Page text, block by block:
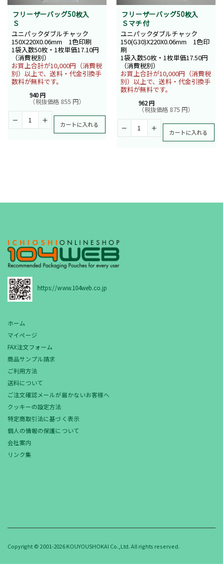
フリーザーバッグ50枚入
Ｓ
ユニパックダブルチャック
150X220X0.06mm 1色印刷
1袋入数50枚・1枚単価17.10円
（消費税別）
お買上合計が10,000円（消費税
別）以上で、送料・代金引換手
数料が無料です。
940 円
（税抜価格 855 円）
カートに入れる
フリーザーバッグ50枚入
Ｓマチ付
ユニパックダブルチャック
150(G30)X220X0.06mm 1色印
刷
1袋入数50枚・1枚単価17.50円
（消費税別）
お買上合計が10,000円（消費税
別）以上で、送料・代金引換手
数料が無料です。
962 円
（税抜価格 875 円）
カートに入れる
https://www.104web.co.jp
ホーム
マイページ
FAX注文フォーム
商品サンプル請求
ご利用方法
送料について
ご注文確認メールが届かないお客様へ
クッキーの設定方法
特定商取引法に基づく表示
個人の情報の保護について
会社案内
リンク集
Copyright © 2001-2026 KOUYOUSHOKAI Co.,Ltd. All rights reserved.